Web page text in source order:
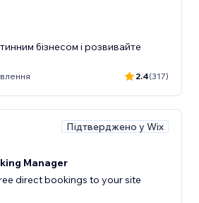
бізнесом і розвивайте
2.4(317)
Підтверджено у Wix
Manager
direct bookings to your site